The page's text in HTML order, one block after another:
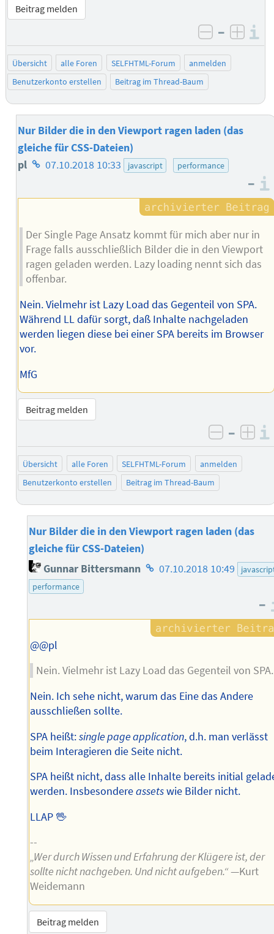
Beitrag melden
negativ
–
Übersicht alle Foren SELFHTML-Forum
anmelden
Benutzerkonto erstellen
Beitrag im Thread-Baum
Nur Bilder die in den Viewport ragen laden (das
gleiche für CSS-Dateien)
pl Homepage
Autors
07.10.2018 10:33 javascript performance
–
Der Single Page Ansatz kommt für mich aber nur in
Frage falls ausschließlich Bilder die in den Viewport
ragen geladen werden. Lazy loading nennt sich das
offenbar.
Nein. Vielmehr ist Lazy Load das Gegenteil von SPA.
Während LL dafür sorgt, daß Inhalte nachgeladen
werden liegen diese bei einer SPA bereits im Browser
vor.
MfG
Beitrag melden
negativ
–
Übersicht alle Foren SELFHTML-Forum
anmelden
Benutzerkonto erstellen
Beitrag im Thread-Baum
Nur Bilder die in den Viewport ragen laden (das
gleiche für CSS-Dateien)
Gunnar Bittersmann Homepage
07.10.2018 10:49
performance
–
@@pl
Nein. Vielmehr ist Lazy Load das Gegenteil von SPA.
Nein. Ich sehe nicht, warum das Eine das Andere
ausschließen sollte.
SPA heißt:single page application, d.h. man verlässt
beim Interagieren die Seite nicht.
SPA heißt nicht, dass alle Inhalte bereits initial
werden. Insbesondereassetswie Bilder nicht.
LLAP 🖖
--
„Wer durch Wissen und Erfahrung der Klügere ist, der
sollte nicht nachgeben. Und nicht aufgeben.“—Kurt
Weidemann
Beitrag melden